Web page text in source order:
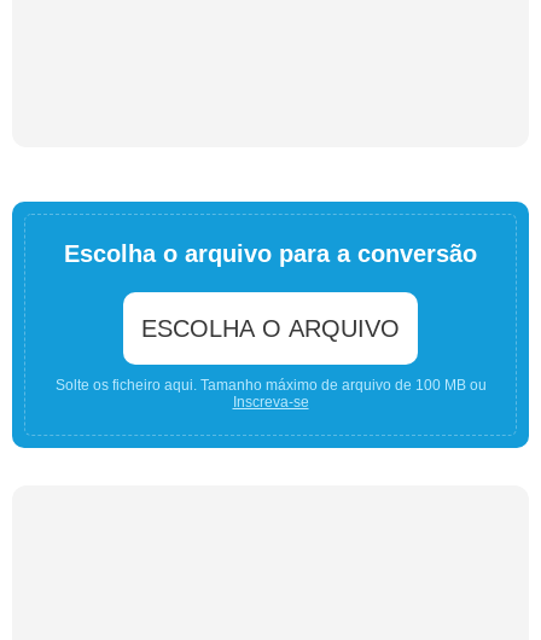
Escolha o arquivo para a conversão
ESCOLHA O ARQUIVO
Solte os ficheiro aqui. Tamanho máximo de arquivo de 100 MB ou
Inscreva-se